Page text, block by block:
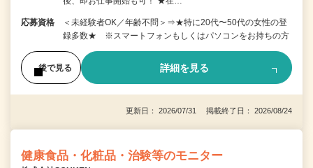
応募資格
＜未経験者OK／年齢不問＞⇒★特に20代〜50代の女性の登
録多数★ ※スマートフォンもしくはパソコンをお持ちの方
後で見る 詳細を見る
更新日： 2026/07/31 掲載終了日： 2026/08/24
健康食品・化粧品・治験等のモニター